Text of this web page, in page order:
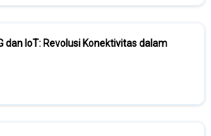
dan IoT: Revolusi Konektivitas dalam